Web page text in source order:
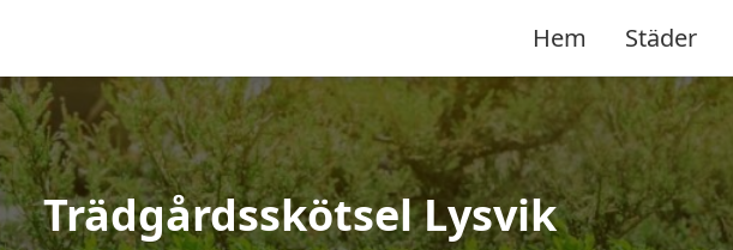
Hem Städer
Trädgårdsskötsel Lysvik